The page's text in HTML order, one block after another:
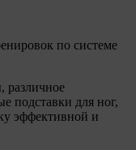
по системе
подставки для ног,
эффективной и